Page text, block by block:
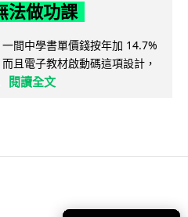
法做功課
間中學書單價錢按年加 14.7%
且電子教材啟動碼這項設計，
閱讀全文